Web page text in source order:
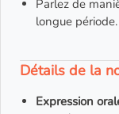
Parlez de
longue période.
Détails de la
Expression